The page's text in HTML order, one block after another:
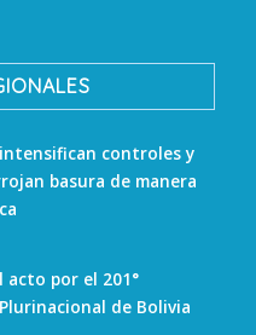
controles y
basura de manera
acto por el 201°
de Bolivia